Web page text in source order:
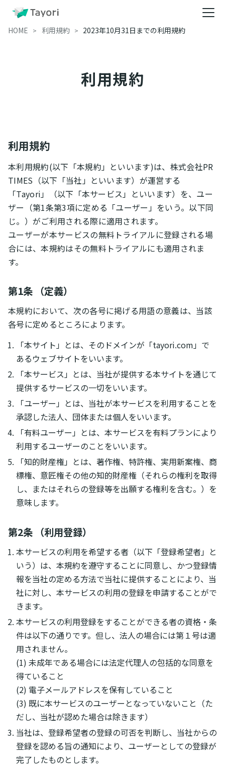
HOME 利用規約 2023年10月31日までの利用規約
利用規約
利用規約
本利用規約(以下「本規約」といいます)は、株式会社PR
TIMES（以下「当社」といいます）が運営する
「Tayori」（以下「本サービス」といいます）を、ユー
ザー（第1条第3項に定める「ユーザー」をいう。以下同
じ。）がご利用される際に適用されます。
ユーザーが本サービスの無料トライアルに登録される場
合には、本規約はその無料トライアルにも適用されま
す。
第1条 （定義）
本規約において、次の各号に掲げる用語の意義は、当該
各号に定めるところによります。
「本サイト」とは、そのドメインが「tayori.com」で
あるウェブサイトをいいます。
「本サービス」とは、当社が提供する本サイトを通じて
提供するサービスの一切をいいます。
「ユーザー」とは、当社が本サービスを利用することを
承認した法人、団体または個人をいいます。
「有料ユーザー」とは、本サービスを有料プランにより
利用するユーザーのことをいいます。
「知的財産権」とは、著作権、特許権、実用新案権、商
標権、意匠権その他の知的財産権（それらの権利を取得
し、またはそれらの登録等を出願する権利を含む。）を
意味します。
第2条 （利用登録）
本サービスの利用を希望する者（以下「登録希望者」と
いう）は、本規約を遵守することに同意し、かつ登録情
報を当社の定める方法で当社に提供することにより、当
社に対し、本サービスの利用の登録を申請することがで
きます。
本サービスの利用登録をすることができる者の資格・条
件は以下の通りです。但し、法人の場合には第１号は適
用されません。
(1) 未成年である場合には法定代理人の包括的な同意を
得ていること
(2) 電子メールアドレスを保有していること
(3) 既に本サービスのユーザーとなっていないこと（た
だし、当社が認めた場合は除きます）
当社は、登録希望者の登録の可否を判断し、当社からの
登録を認める旨の通知により、ユーザーとしての登録が
完了したものとします。